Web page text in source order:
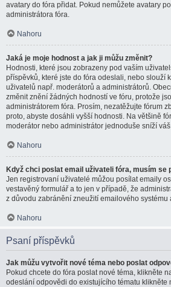
avatary do fóra přidat. Pokud nemůžete avatary
administrátora fóra.
Nahoru
Jaká je moje hodnost a jak ji můžu změnit?
Hodnosti, které jsou zobrazeny pod vaším
příspěvků, které jste do fóra odeslali, nebo slouží
uživatelů např. moderátorů a administrátorů.
změnit znění žádných hodností ve fóru, protože
administrátorem fóra. Prosím, nezatěžujte fórum
proto, abyste dosáhli vyšší hodnosti. Na většině
moderátor nebo administrátor jednoduše sníží
Nahoru
Když chci poslat email uživateli fóra, musím se
Jen registrovaní uživatelé můžou posílat emaily
vestavěný formulář a to jen v případě, že
z důvodu zabránění zneužití emailového systému
Nahoru
Psaní příspěvků
Jak můžu vytvořit nové téma nebo poslat
Pokud chcete do fóra poslat nové téma, klikněte
odeslání odpovědi do existujícího tématu klikněte